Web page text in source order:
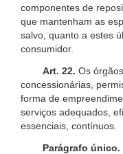
componentes de
que mantenham as
salvo, quanto a estes
consumidor.
Art. 22. Os
concessionárias,
forma de
serviços adequados,
essenciais, contínuos.
Parágrafo único.